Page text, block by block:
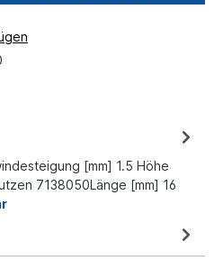
[mm] 1.5 Höhe
7138050Länge [mm] 16